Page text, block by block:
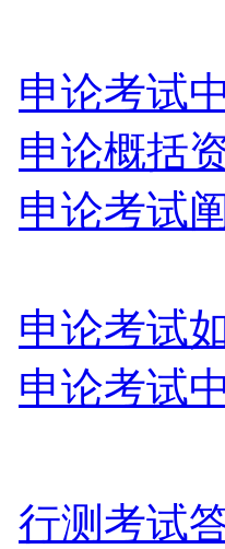
申论考试
申论概括
申论考试
申论考试
申论考试
行测考试